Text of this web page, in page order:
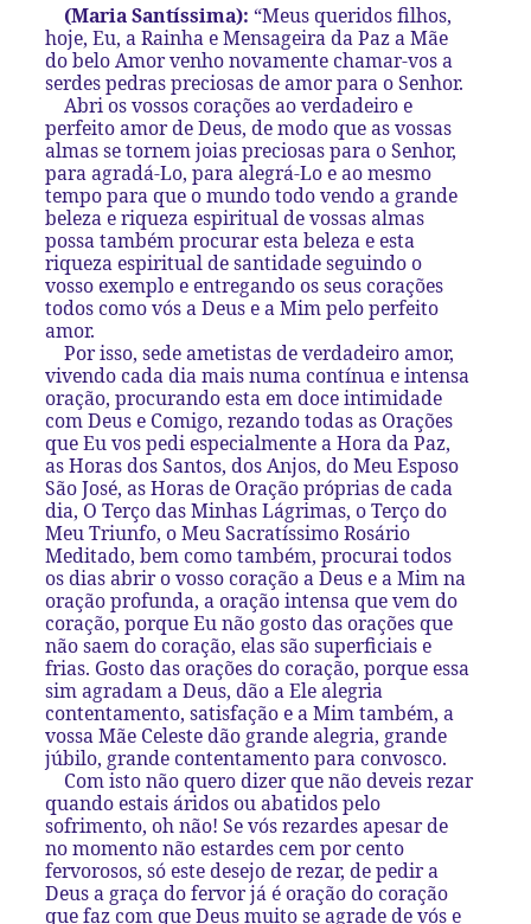
(Maria Santíssima): “Meus queridos filhos,
hoje, Eu, a Rainha e Mensageira da Paz a Mãe
do belo Amor venho novamente chamar-vos a
serdes pedras preciosas de amor para o Senhor.
Abri os vossos corações ao verdadeiro e
perfeito amor de Deus, de modo que as vossas
almas se tornem joias preciosas para o Senhor,
para agradá-Lo, para alegrá-Lo e ao mesmo
tempo para que o mundo todo vendo a grande
beleza e riqueza espiritual de vossas almas
possa também procurar esta beleza e esta
riqueza espiritual de santidade seguindo o
vosso exemplo e entregando os seus corações
todos como vós a Deus e a Mim pelo perfeito
amor.
Por isso, sede ametistas de verdadeiro amor,
vivendo cada dia mais numa contínua e intensa
oração, procurando esta em doce intimidade
com Deus e Comigo, rezando todas as Orações
que Eu vos pedi especialmente a Hora da Paz,
as Horas dos Santos, dos Anjos, do Meu Esposo
São José, as Horas de Oração próprias de cada
dia, O Terço das Minhas Lágrimas, o Terço do
Meu Triunfo, o Meu Sacratíssimo Rosário
Meditado, bem como também, procurai todos
os dias abrir o vosso coração a Deus e a Mim na
oração profunda, a oração intensa que vem do
coração, porque Eu não gosto das orações que
não saem do coração, elas são superficiais e
frias. Gosto das orações do coração, porque essa
sim agradam a Deus, dão a Ele alegria
contentamento, satisfação e a Mim também, a
vossa Mãe Celeste dão grande alegria, grande
júbilo, grande contentamento para convosco.
Com isto não quero dizer que não deveis rezar
quando estais áridos ou abatidos pelo
sofrimento, oh não! Se vós rezardes apesar de
no momento não estardes cem por cento
fervorosos, só este desejo de rezar, de pedir a
Deus a graça do fervor já é oração do coração
que faz com que Deus muito se agrade de vós e